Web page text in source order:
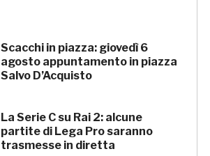
Scacchi in piazza: giovedì 6
agosto appuntamento in piazza
Salvo D’Acquisto
La Serie C su Rai 2: alcune
partite di Lega Pro saranno
trasmesse in diretta